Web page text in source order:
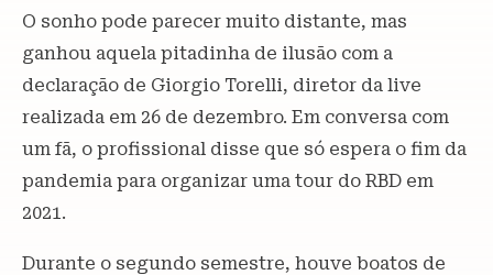
O sonho pode parecer muito distante, mas
ganhou aquela pitadinha de ilusão com a
declaração de Giorgio Torelli, diretor da live
realizada em 26 de dezembro. Em conversa com
um fã, o profissional disse que só espera o fim da
pandemia para organizar uma tour do RBD em
2021.
Durante o segundo semestre, houve boatos de